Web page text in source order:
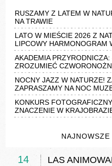
RUSZAMY Z LATEM W
NA TRAWIE
LATO W MIEŚCIE 2026 Z
LIPCOWY HARMONOGRAM
AKADEMIA
ZROZUMIEĆ
NOCNY JAZZ W NATURZE!
ZAPRASZAMY NA NOC
KONKURS
ZNACZENIE W
14 LAS